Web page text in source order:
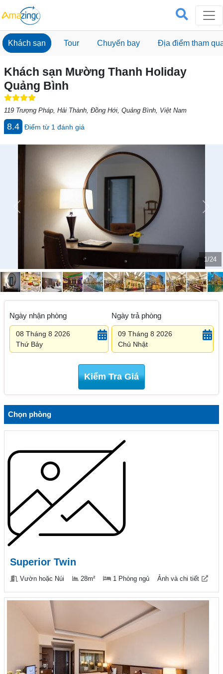
Khách sạn Tour Chuyến bay Địa điểm tham
Khách sạn Mường Thanh Holiday
Quảng Bình
119 Trượng Pháp, Hải Thành, Đồng Hới, Quảng Bình, Việt Nam
8.4 Điểm từ 1 đánh giá
1/24
Previous
Ngày nhận phòng
08 Tháng 8 2026
Thứ Bảy
Ngày trả phòng
09 Tháng 8 2026
Chủ Nhật
Kiểm Tra Giá
Chọn phòng
Superior Twin
Vườn hoặc Núi 28m² 1 Phòng ngủ Ảnh và chi tiết